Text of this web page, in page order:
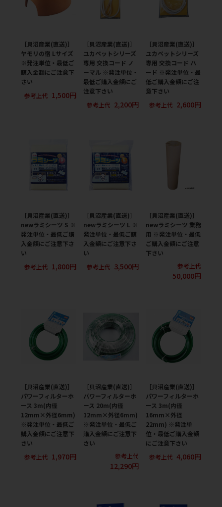
［貝沼産業(直送)］
ヤモリの宿 Lサイズ
※発注単位・最低ご
購入金額にご注意下
さい
参考上代 1,500円
［貝沼産業(直送)］
ユカペットシリーズ
専用 交換コード ノ
ーマル ※発注単位・
最低ご購入金額にご
注意下さい
参考上代 2,200円
［貝沼産業(直送)］
ユカペットシリーズ
専用 交換コード ハ
ード ※発注単位・最
低ご購入金額にご注
意下さい
参考上代 2,600円
［貝沼産業(直送)］
newラミシーツ S ※
発注単位・最低ご購
入金額にご注意下さ
い
参考上代 1,800円
［貝沼産業(直送)］
newラミシーツ L ※
発注単位・最低ご購
入金額にご注意下さ
い
参考上代 3,500円
［貝沼産業(直送)］
newラミシーツ 業務
用 ※発注単位・最低
ご購入金額にご注意
下さい
参考上代
50,000円
［貝沼産業(直送)］
パワーフィルターホ
ース 3m(内径
12mm×外径6mm)
※発注単位・最低ご
購入金額にご注意下
さい
参考上代 1,970円
［貝沼産業(直送)］
パワーフィルターホ
ース 20m(内径
12mm×外径6mm)
※発注単位・最低ご
購入金額にご注意下
さい
参考上代
12,290円
［貝沼産業(直送)］
パワーフィルターホ
ース 3m(内径
16mm×外径
22mm) ※発注単
位・最低ご購入金額
にご注意下さい
参考上代 4,060円